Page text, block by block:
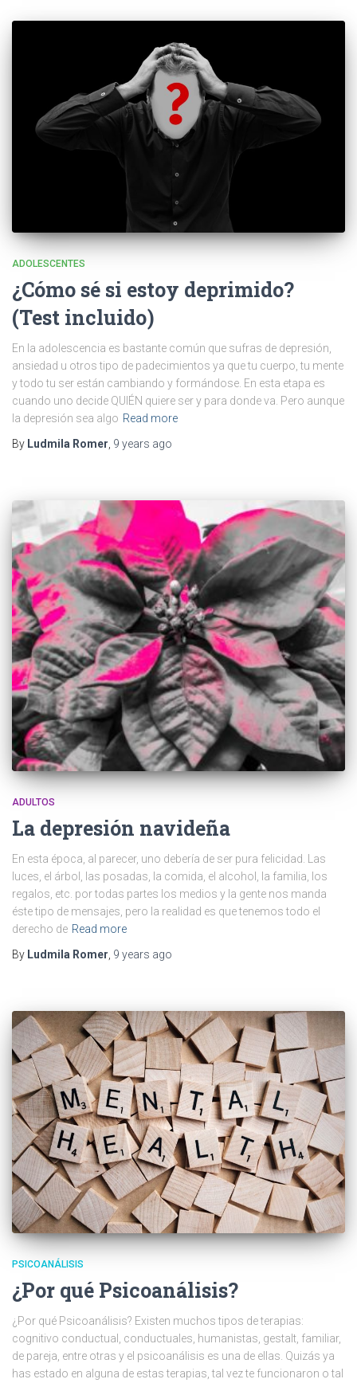
ADOLESCENTES
¿Cómo sé si estoy deprimido?
(Test incluido)
En la adolescencia es bastante común que sufras de depresión,
ansiedad u otros tipo de padecimientos ya que tu cuerpo, tu mente
y todo tu ser están cambiando y formándose. En esta etapa es
cuando uno decide QUIÉN quiere ser y para donde va. Pero aunque
la depresión sea algo Read more
By Ludmila Romer, 9 years ago
ADULTOS
La depresión navideña
En esta época, al parecer, uno debería de ser pura felicidad. Las
luces, el árbol, las posadas, la comida, el alcohol, la familia, los
regalos, etc. por todas partes los medios y la gente nos manda
éste tipo de mensajes, pero la realidad es que tenemos todo el
derecho de Read more
By Ludmila Romer, 9 years ago
PSICOANÁLISIS
¿Por qué Psicoanálisis?
¿Por qué Psicoanálisis? Existen muchos tipos de terapias:
cognitivo conductual, conductuales, humanistas, gestalt, familiar,
de pareja, entre otras y el psicoanálisis es una de ellas. Quizás ya
has estado en alguna de estas terapias, tal vez te funcionaron o tal